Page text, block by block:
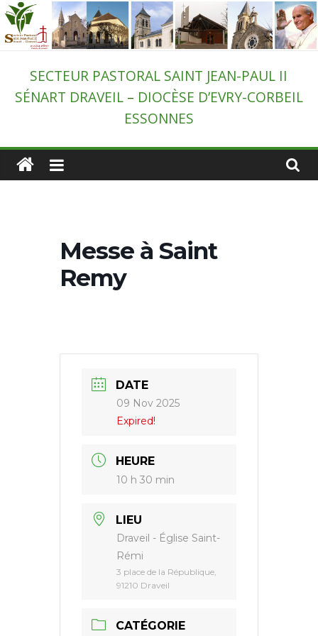
Passer
au
contenu
Secteur
pastoral
de
Draveil
Paul
SECTEUR PASTORAL SAINT JEAN-PAUL II
SÉNART DRAVEIL– DIOCÈSE D’EVRY-CORBEIL
ESSONNES
Messe à Saint
Remy
DATE
09 Nov 2025
Expired!
HEURE
10 h 30 min
LIEU
Draveil - Église Saint-
Rémi
3 place de la République,
91210 Draveil
CATÉGORIE